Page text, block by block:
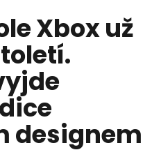
Xbox už
designem